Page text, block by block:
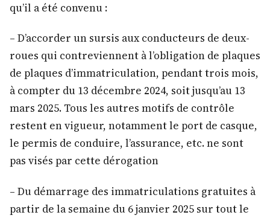
qu’il a été convenu :
– D’accorder un sursis aux conducteurs de deux-
roues qui contreviennent à l’obligation de plaques
de plaques d’immatriculation, pendant trois mois,
à compter du 13 décembre 2024, soit jusqu’au 13
mars 2025. Tous les autres motifs de contrôle
restent en vigueur, notamment le port de casque,
le permis de conduire, l’assurance, etc. ne sont
pas visés par cette dérogation
– Du démarrage des immatriculations gratuites à
partir de la semaine du 6 janvier 2025 sur tout le